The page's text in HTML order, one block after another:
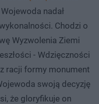
Wojewoda nadał
Chodzi o
Wyzwolenia Ziemi
- Wdzięczności
racji formy monument
swoją decyzję
że gloryfikuje on